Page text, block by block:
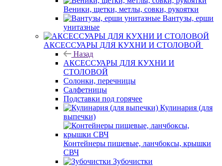
Веники, щетки, метлы, совки, рукоятки
Вантузы, ерши
унитазные
АКСЕССУАРЫ ДЛЯ КУХНИ И СТОЛОВОЙ
Назад
АКСЕССУАРЫ ДЛЯ КУХНИ И
СТОЛОВОЙ
Солонки, перечницы
Салфетницы
Подставки под горячее
Кулинария (для
выпечки)
Контейнеры пищевые, ланчбоксы, крышки
СВЧ
Зубочистки